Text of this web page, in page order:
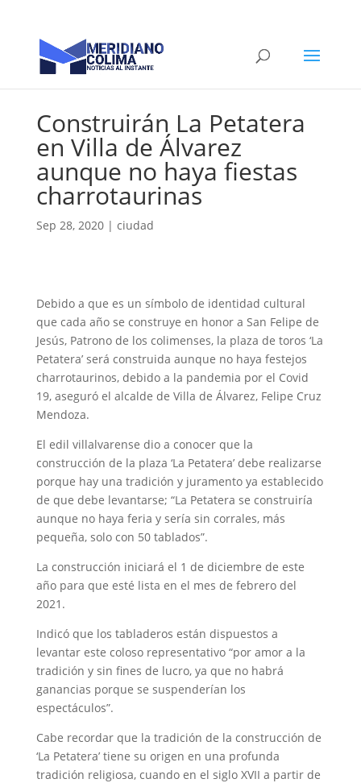
Construirán La Petatera
en Villa de Álvarez
aunque no haya fiestas
charrotaurinas
Sep 28, 2020| ciudad
Debido a que es un símbolo de identidad cultural
que cada año se construye en honor a San Felipe de
Jesús, Patrono de los colimenses, la plaza de toros ‘La
Petatera’ será construida aunque no haya festejos
charrotaurinos, debido a la pandemia por el Covid
19, aseguró el alcalde de Villa de Álvarez, Felipe Cruz
Mendoza.
El edil villalvarense dio a conocer que la
construcción de la plaza ‘La Petatera’ debe realizarse
porque hay una tradición y juramento ya establecido
de que debe levantarse; “La Petatera se construiría
aunque no haya feria y sería sin corrales, más
pequeña, solo con 50 tablados”.
La construcción iniciará el 1 de diciembre de este
año para que esté lista en el mes de febrero del
2021.
Indicó que los tabladeros están dispuestos a
levantar este coloso representativo “por amor a la
tradición y sin fines de lucro, ya que no habrá
ganancias porque se suspenderían los
espectáculos”.
Cabe recordar que la tradición de la construcción de
‘La Petatera’ tiene su origen en una profunda
tradición religiosa, cuando en el siglo XVII a partir de